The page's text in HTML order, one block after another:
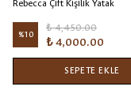
Rebecca Çift Kişilik Yatak
%10
₺ 4,450.00
₺ 4,000.00
SEPETE EKLE